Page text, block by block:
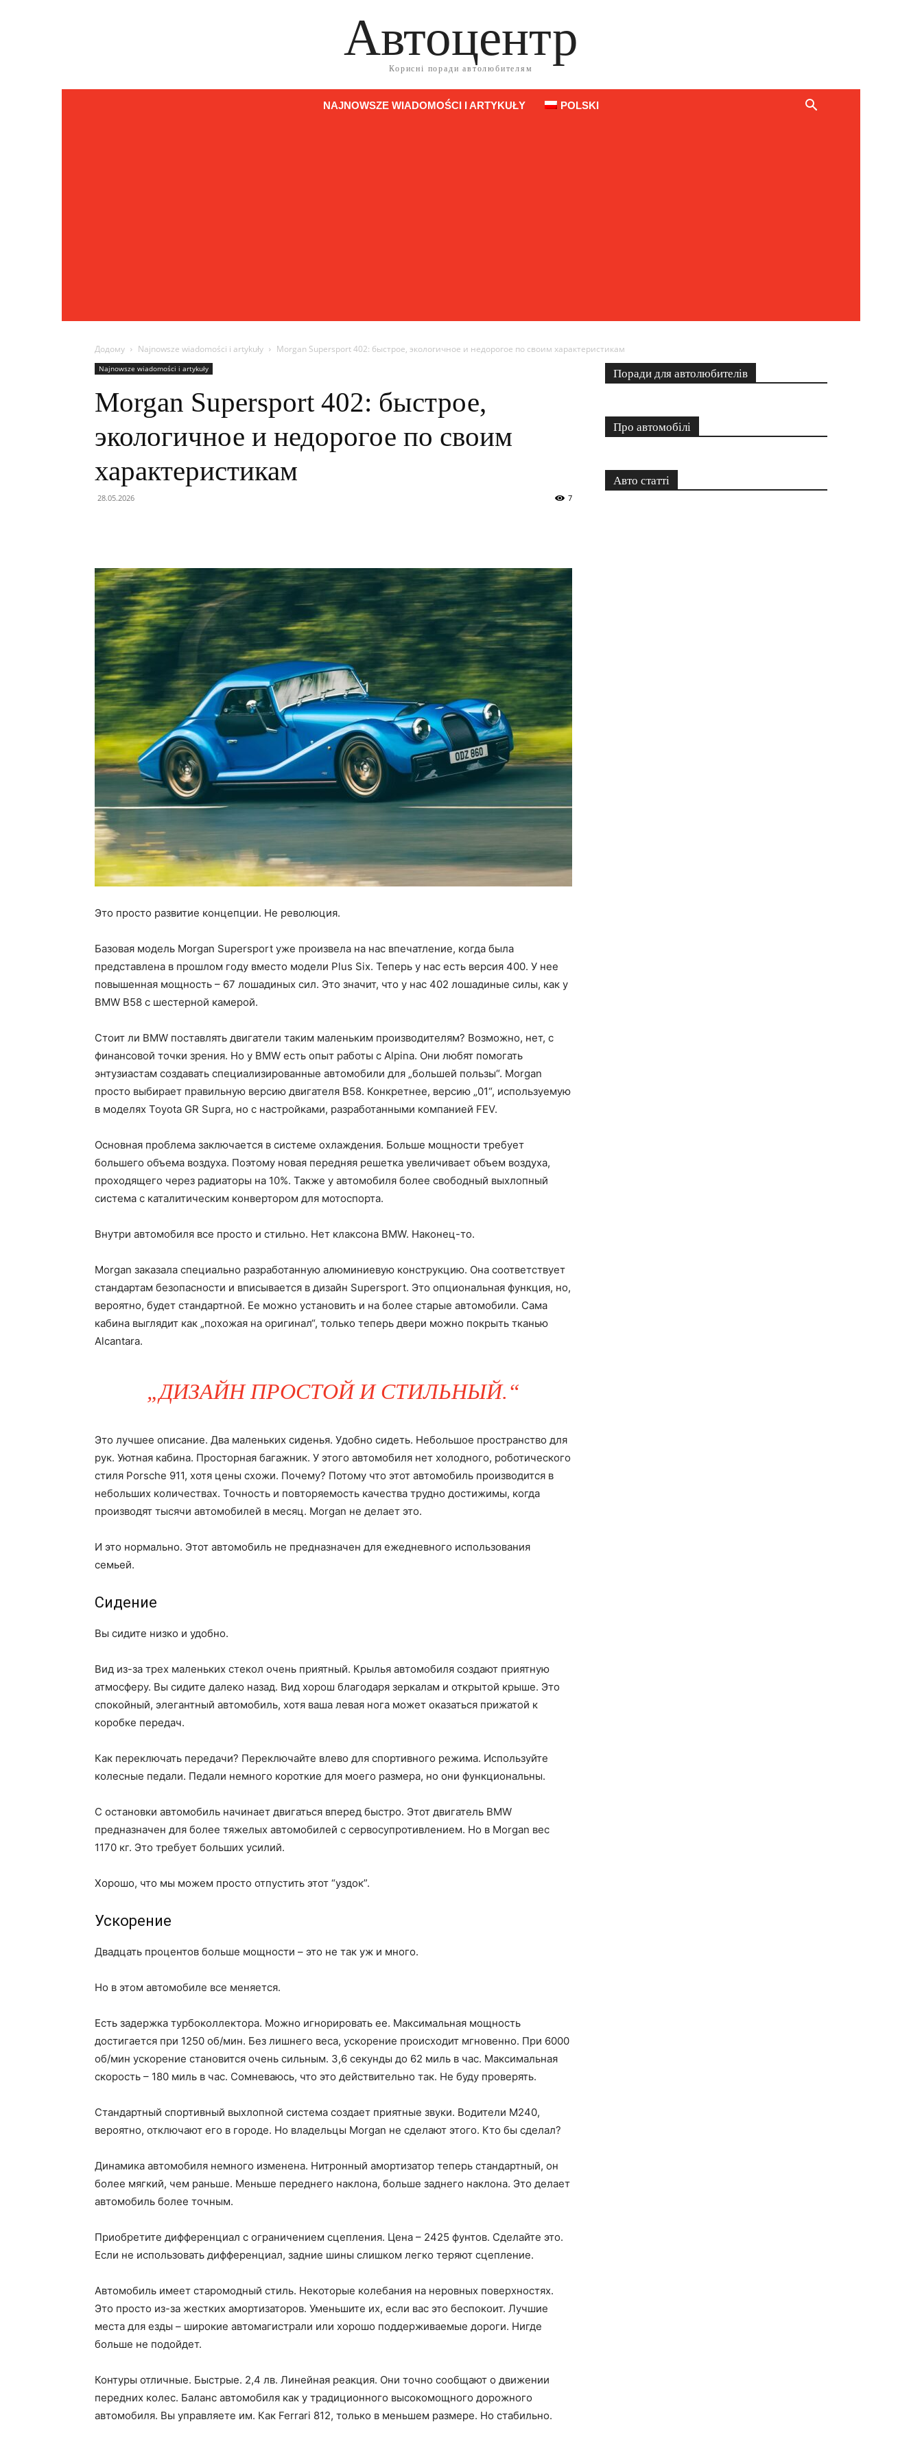
Автоцентр
Корисні поради автолюбителям
NAJNOWSZE WIADOMOŚCI I ARTYKUŁY POLSKI
Додому Najnowsze wiadomości i artykuły Morgan Supersport 402: быстрое, экологичное и недорогое по своим характеристикам
Najnowsze wiadomości i artykuły
Morgan Supersport 402: быстрое,
экологичное и недорогое по своим
характеристикам
28.05.2026 7
Это просто развитие концепции. Не революция.
Базовая модель Morgan Supersport уже произвела на нас впечатление, когда была
представлена в прошлом году вместо модели Plus Six. Теперь у нас есть версия 400. У нее
повышенная мощность – 67 лошадиных сил. Это значит, что у нас 402 лошадиные силы, как у
BMW B58 с шестерной камерой.
Стоит ли BMW поставлять двигатели таким маленьким производителям? Возможно, нет, с
финансовой точки зрения. Но у BMW есть опыт работы с Alpina. Они любят помогать
энтузиастам создавать специализированные автомобили для „большей пользы“. Morgan
просто выбирает правильную версию двигателя B58. Конкретнее, версию „01“, используемую
в моделях Toyota GR Supra, но с настройками, разработанными компанией FEV.
Основная проблема заключается в системе охлаждения. Больше мощности требует
большего объема воздуха. Поэтому новая передняя решетка увеличивает объем воздуха,
проходящего через радиаторы на 10%. Также у автомобиля более свободный выхлопный
система с каталитическим конвертором для мотоспорта.
Внутри автомобиля все просто и стильно. Нет клаксона BMW. Наконец-то.
Morgan заказала специально разработанную алюминиевую конструкцию. Она соответствует
стандартам безопасности и вписывается в дизайн Supersport. Это опциональная функция, но,
вероятно, будет стандартной. Ее можно установить и на более старые автомобили. Сама
кабина выглядит как „похожая на оригинал“, только теперь двери можно покрыть тканью
Alcantara.
„ДИЗАЙН ПРОСТОЙ И СТИЛЬНЫЙ.“
Это лучшее описание. Два маленьких сиденья. Удобно сидеть. Небольшое пространство для
рук. Уютная кабина. Просторная багажник. У этого автомобиля нет холодного, роботического
стиля Porsche 911, хотя цены схожи. Почему? Потому что этот автомобиль производится в
небольших количествах. Точность и повторяемость качества трудно достижимы, когда
производят тысячи автомобилей в месяц. Morgan не делает это.
И это нормально. Этот автомобиль не предназначен для ежедневного использования
семьей.
Сидение
Вы сидите низко и удобно.
Вид из-за трех маленьких стекол очень приятный. Крылья автомобиля создают приятную
атмосферу. Вы сидите далеко назад. Вид хорош благодаря зеркалам и открытой крыше. Это
спокойный, элегантный автомобиль, хотя ваша левая нога может оказаться прижатой к
коробке передач.
Как переключать передачи? Переключайте влево для спортивного режима. Используйте
колесные педали. Педали немного короткие для моего размера, но они функциональны.
С остановки автомобиль начинает двигаться вперед быстро. Этот двигатель BMW
предназначен для более тяжелых автомобилей с сервосупротивлением. Но в Morgan вес
1170 кг. Это требует больших усилий.
Хорошо, что мы можем просто отпустить этот “уздок”.
Ускорение
Двадцать процентов больше мощности – это не так уж и много.
Но в этом автомобиле все меняется.
Есть задержка турбоколлектора. Можно игнорировать ее. Максимальная мощность
достигается при 1250 об/мин. Без лишнего веса, ускорение происходит мгновенно. При 6000
об/мин ускорение становится очень сильным. 3,6 секунды до 62 миль в час. Максимальная
скорость – 180 миль в час. Сомневаюсь, что это действительно так. Не буду проверять.
Стандартный спортивный выхлопной система создает приятные звуки. Водители M240,
вероятно, отключают его в городе. Но владельцы Morgan не сделают этого. Кто бы сделал?
Динамика автомобиля немного изменена. Нитронный амортизатор теперь стандартный, он
более мягкий, чем раньше. Меньше переднего наклона, больше заднего наклона. Это делает
автомобиль более точным.
Приобретите дифференциал с ограничением сцепления. Цена – 2425 фунтов. Сделайте это.
Если не использовать дифференциал, задние шины слишком легко теряют сцепление.
Автомобиль имеет старомодный стиль. Некоторые колебания на неровных поверхностях.
Это просто из-за жестких амортизаторов. Уменьшите их, если вас это беспокоит. Лучшие
места для езды – широкие автомагистрали или хорошо поддерживаемые дороги. Нигде
больше не подойдет.
Контуры отличные. Быстрые. 2,4 лв. Линейная реакция. Они точно сообщают о движении
передних колес. Баланс автомобиля как у традиционного высокомощного дорожного
автомобиля. Вы управляете им. Как Ferrari 812, только в меньшем размере. Но стабильно.
Поради для автолюбителів
Про автомобілі
Авто статті